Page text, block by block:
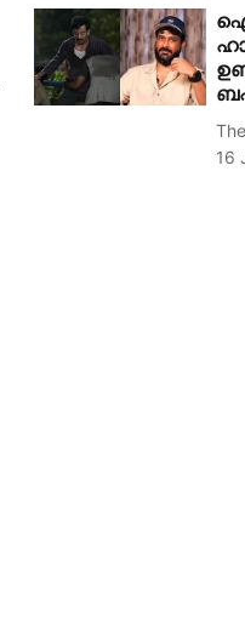
ഐ
16